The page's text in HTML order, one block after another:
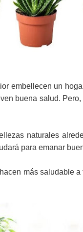
embellecen un
buena salud.
naturales
para emanar
más saludable